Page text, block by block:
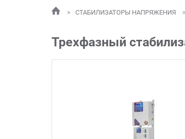
СТАБИЛИЗАТОРЫ НАПРЯЖЕНИЯ
Трехфазный